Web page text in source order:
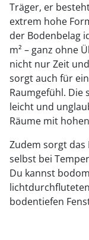
Träger, er
extrem hohe
der Bodenbelag
m² – ganz ohne
nicht nur Zeit
sorgt auch für
Raumgefühl. Die
leicht und
Räume mit
Zudem sorgt das
selbst bei
Du kannst
bodentiefen